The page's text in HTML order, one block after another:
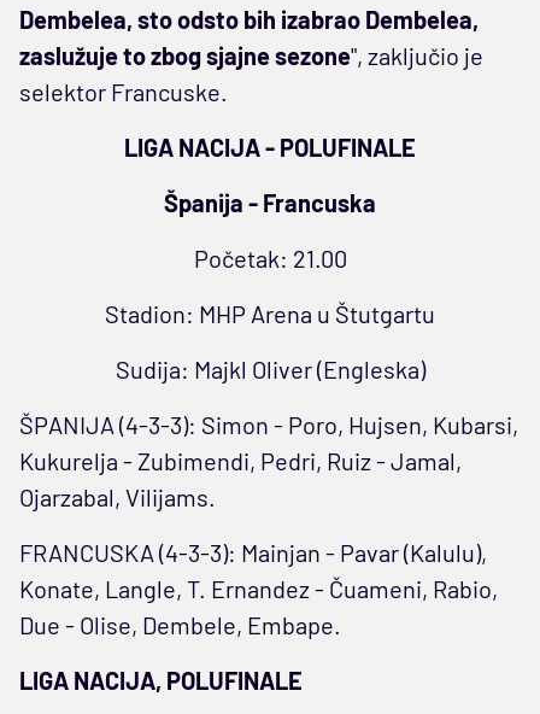
Dembelea, sto odsto bih izabrao Dembelea,
zaslužuje to zbog sjajne sezone", zaključio je
selektor Francuske.
LIGA NACIJA - POLUFINALE
Španija - Francuska
Početak: 21.00
Stadion: MHP Arena u Štutgartu
Sudija: Majkl Oliver (Engleska)
ŠPANIJA (4-3-3): Simon - Poro, Hujsen, Kubarsi,
Kukurelja - Zubimendi, Pedri, Ruiz - Jamal,
Ojarzabal, Vilijams.
FRANCUSKA (4-3-3): Mainjan - Pavar (Kalulu),
Konate, Langle, T. Ernandez - Čuameni, Rabio,
Due - Olise, Dembele, Embape.
LIGA NACIJA, POLUFINALE